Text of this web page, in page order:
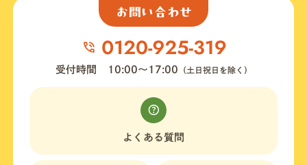
お問い合わせ
受付時間 10:00〜17:00 （土日祝日を除く）
よくある質問